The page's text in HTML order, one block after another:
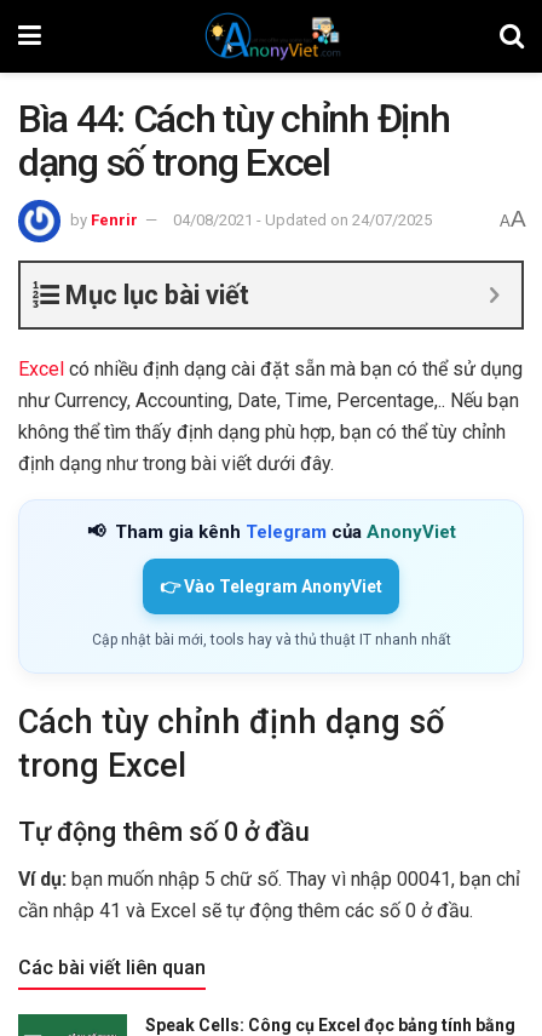
Bìa 44: Cách tùy chỉnh Định
dạng số trong Excel
by Fenrir 04/08/2021 - Updated on 24/07/2025 AA
Mục lục bài viết
Excel có nhiều định dạng cài đặt sẵn mà bạn có thể sử dụng
như Currency, Accounting, Date, Time, Percentage,.. Nếu bạn
không thể tìm thấy định dạng phù hợp, bạn có thể tùy chỉnh
định dạng như trong bài viết dưới đây.
📢 Tham gia kênh Telegram của AnonyViet
👉 Vào Telegram AnonyViet
Cập nhật bài mới, tools hay và thủ thuật IT nhanh nhất
Cách tùy chỉnh định dạng số
trong Excel
Tự động thêm số 0 ở đầu
Ví dụ: bạn muốn nhập 5 chữ số. Thay vì nhập 00041, bạn chỉ
cần nhập 41 và Excel sẽ tự động thêm các số 0 ở đầu.
Các bài viết liên quan
Speak Cells: Công cụ Excel đọc bảng tính bằng